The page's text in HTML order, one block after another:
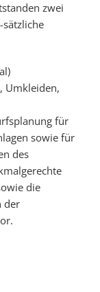
zwei
Umkleiden,
für
sowie für
des
die
der